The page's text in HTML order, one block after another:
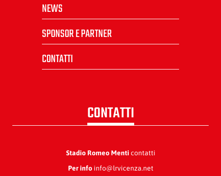
NEWS
SPONSOR E PARTNER
CONTATTI
CONTATTI
Stadio Romeo Menti contatti
Per infoinfo@lrvicenza.net